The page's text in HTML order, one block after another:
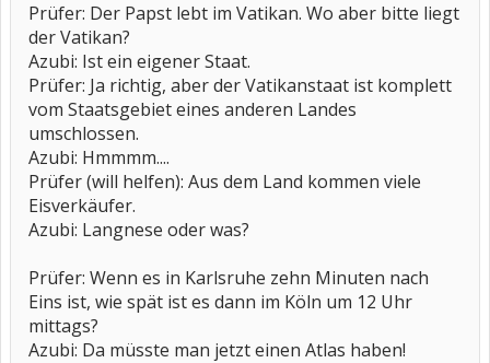
Prüfer: Der Papst lebt im Vatikan. Wo aber bitte liegt
der Vatikan?
Azubi: Ist ein eigener Staat.
Prüfer: Ja richtig, aber der Vatikanstaat ist komplett
vom Staatsgebiet eines anderen Landes
umschlossen.
Azubi: Hmmmm....
Prüfer (will helfen): Aus dem Land kommen viele
Eisverkäufer.
Azubi: Langnese oder was?
Prüfer: Wenn es in Karlsruhe zehn Minuten nach
Eins ist, wie spät ist es dann im Köln um 12 Uhr
mittags?
Azubi: Da müsste man jetzt einen Atlas haben!